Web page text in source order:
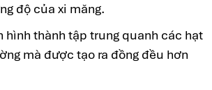
độ của xi măng.
thành tập trung quanh các hạt
mà được tạo ra đồng đều hơn